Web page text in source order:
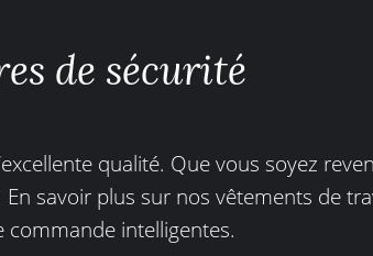
de sécurité
qualité. Que vous soyez
savoir plus sur nos vêtements de
commande intelligentes.